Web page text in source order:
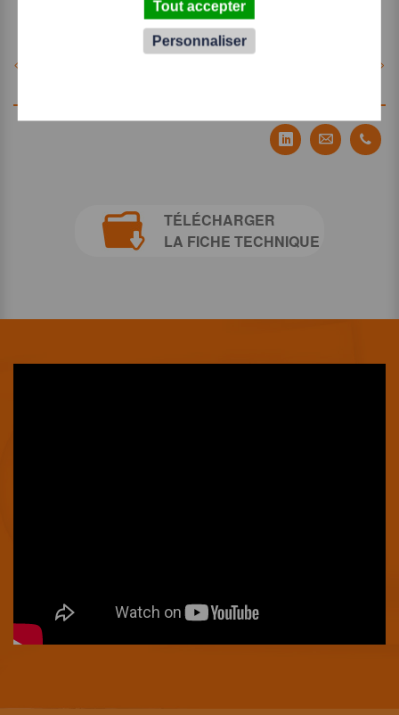
< Produit précédent Produit suivant >
PartagerPartager
TÉLÉCHARGER
LA FICHE TECHNIQUE
Tout accepter
Personnaliser